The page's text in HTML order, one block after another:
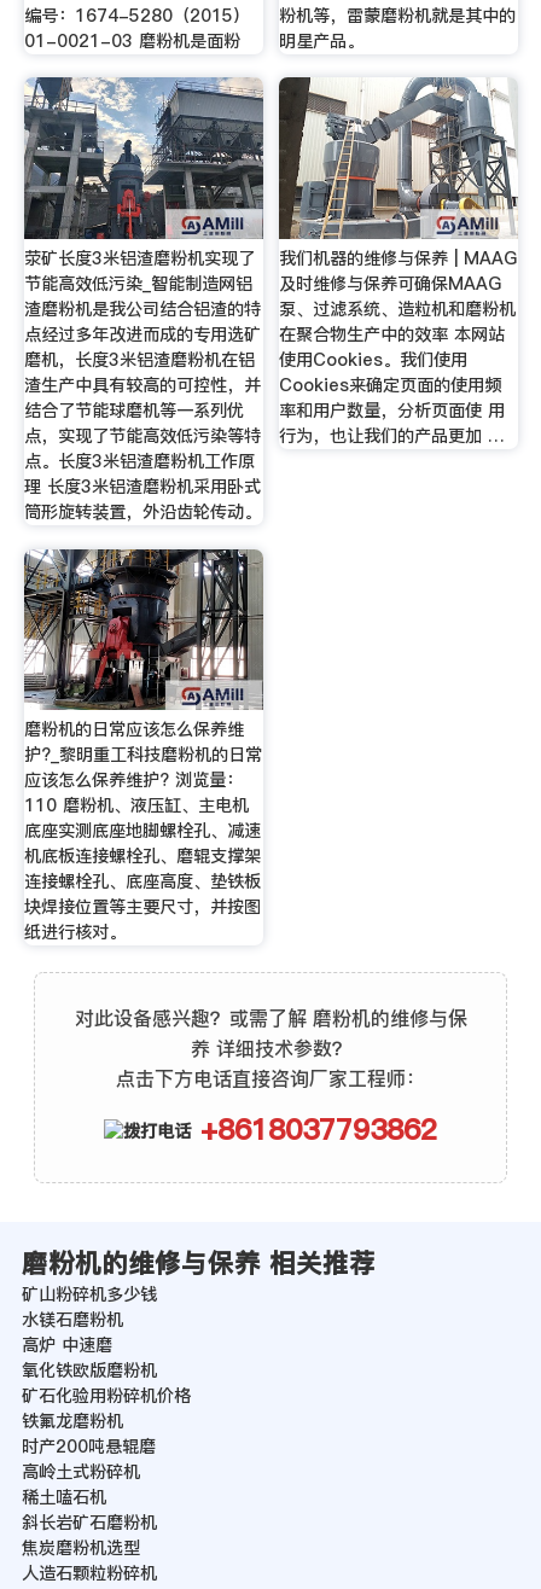
编号：1674-5280（2015）
01-0021-03 磨粉机是面粉
粉机等，雷蒙磨粉机就是其中的
明星产品。
荥矿长度3米铝渣磨粉机实现了
节能高效低污染_智能制造网铝
渣磨粉机是我公司结合铝渣的特
点经过多年改进而成的专用选矿
磨机，长度3米铝渣磨粉机在铝
渣生产中具有较高的可控性，并
结合了节能球磨机等一系列优
点，实现了节能高效低污染等特
点。长度3米铝渣磨粉机工作原
理 长度3米铝渣磨粉机采用卧式
筒形旋转装置，外沿齿轮传动。
我们机器的维修与保养 | MAAG
及时维修与保养可确保MAAG
泵、过滤系统、造粒机和磨粉机
在聚合物生产中的效率 本网站
使用Cookies。我们使用
Cookies来确定页面的使用频
率和用户数量，分析页面使 用
行为，也让我们的产品更加 …
磨粉机的日常应该怎么保养维
护?_黎明重工科技磨粉机的日常
应该怎么保养维护? 浏览量：
110 磨粉机、液压缸、主电机
底座实测底座地脚螺栓孔、减速
机底板连接螺栓孔、磨辊支撑架
连接螺栓孔、底座高度、垫铁板
块焊接位置等主要尺寸，并按图
纸进行核对。
对此设备感兴趣？或需了解 磨粉机的维修与保
养 详细技术参数？
点击下方电话直接咨询厂家工程师：
+8618037793862
磨粉机的维修与保养 相关推荐
矿山粉碎机多少钱
水镁石磨粉机
高炉 中速磨
氧化铁欧版磨粉机
矿石化验用粉碎机价格
铁氟龙磨粉机
时产200吨悬辊磨
高岭土式粉碎机
稀土嗑石机
斜长岩矿石磨粉机
焦炭磨粉机选型
人造石颗粒粉碎机